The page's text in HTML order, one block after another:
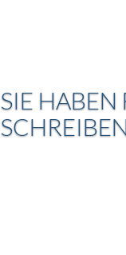
SIE HABEN